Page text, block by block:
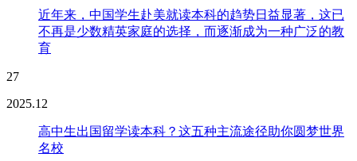
近年来，中国学生赴美就读本科的趋势日益显著，这已
不再是少数精英家庭的选择，而逐渐成为一种广泛的教
育
27
2025.12
高中生出国留学读本科？这五种主流途径助你圆梦世界
名校